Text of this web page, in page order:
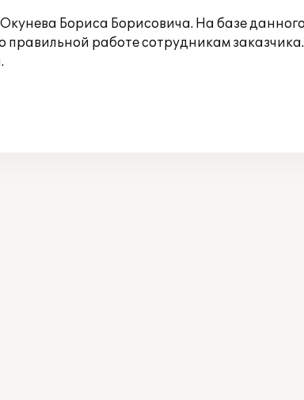
Бориса Борисовича. На базе
работе сотрудникам